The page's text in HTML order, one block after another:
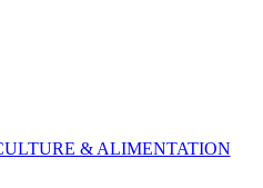
& ALIMENTATION